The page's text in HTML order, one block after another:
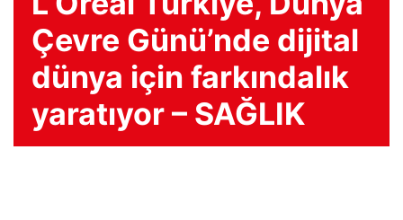
Çevre Günü’nde dijital
dünya için farkındalık
yaratıyor – SAĞLIK